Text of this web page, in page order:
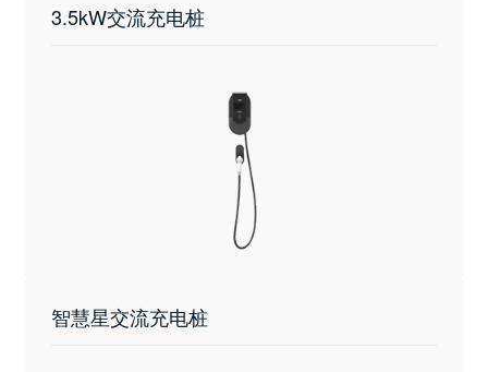
3.5kW交流充电桩
智慧星交流充电桩